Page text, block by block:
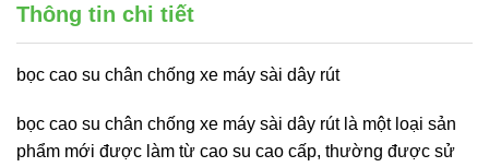
Thông tin chi tiết
bọc cao su chân chống xe máy sài dây rút
bọc cao su chân chống xe máy sài dây rút là một loại sản
phẩm mới được làm từ cao su cao cấp, thường được sử